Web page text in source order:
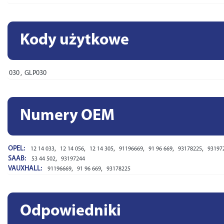
Kody użytkowe
030, GLP030
Numery OEM
OPEL: 12 14 033, 12 14 056, 12 14 305, 91196669, 91 96 669, 93178225,
SAAB: 53 44 502, 93197244
VAUXHALL: 91196669, 91 96 669, 93178225
Odpowiedniki